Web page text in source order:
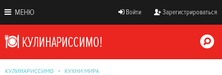
МЕНЮ Войти Зарегистрироваться
КУЛИНАРИССИМО КУХНИ МИРА